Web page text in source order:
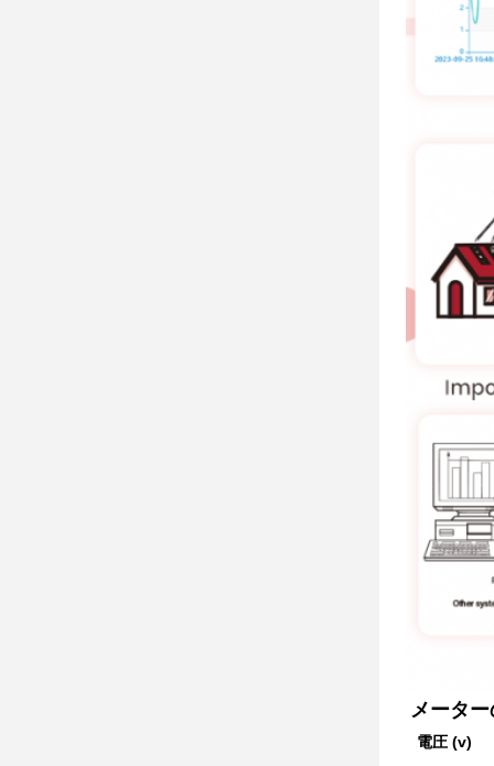
メータ
電圧 (v)